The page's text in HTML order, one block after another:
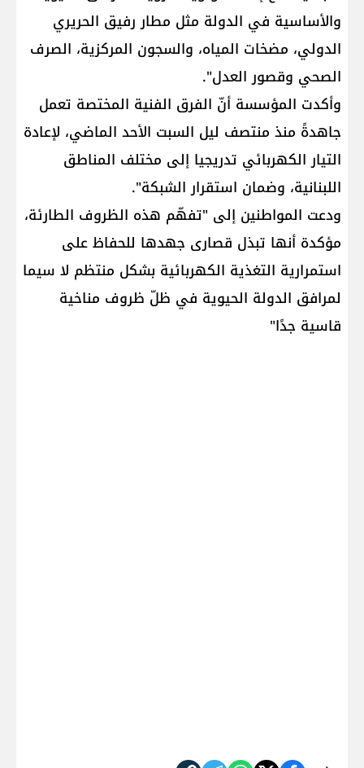
والأساسية في الدولة مثل مطار رفيق الحريري
الدولي، مضخات المياه، والسجون المركزية، الصرف
الصحي وقصور العدل".
وأكدت المؤسسة أنّ الفرق الفنية المختصة تعمل
جاهدةً منذ منتصف ليل السبت الأحد الماضي، لإعادة
التيار الكهربائي تدريجيا إلى مختلف المناطق
اللبنانية، وضمان استقرار الشبكة".
ودعت المواطنين إلى "تفهّم هذه الظروف الطارئة،
مؤكدة أنها تبذل قصارى جهدها للحفاظ على
استمرارية التغذية الكهربائية بشكل منتظم لا سيما
لمرافق الدولة الحيوية في ظلّ ظروف مناخية
قاسية جدًا"